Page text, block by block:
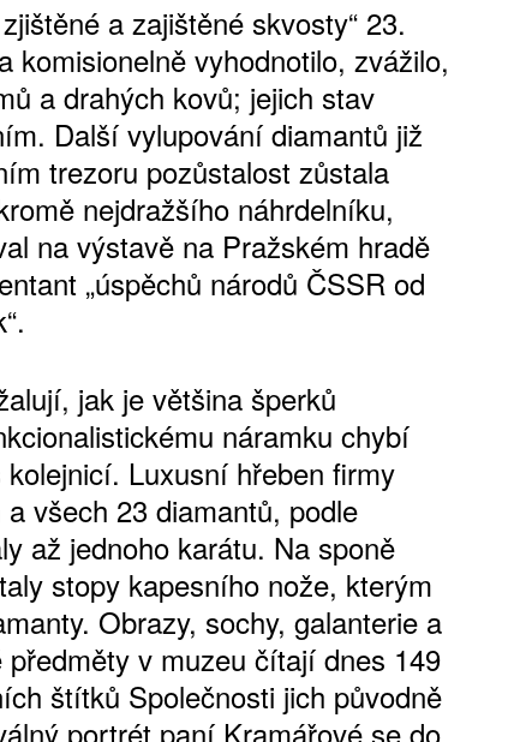
a zajištěné skvosty“ 23.
komisionelně vyhodnotilo, zvážilo,
a drahých kovů; jejich stav
Další vylupování diamantů již
trezoru pozůstalost zůstala
nejdražšího náhrdelníku,
na výstavě na Pražském hradě
„úspěchů národů ČSSR od
jak je většina šperků
náramku chybí
Luxusní hřeben firmy
všech 23 diamantů, podle
až jednoho karátu. Na sponě
stopy kapesního nože, kterým
Obrazy, sochy, galanterie a
v muzeu čítají dnes 149
štítků Společnosti jich původně
portrét paní Kramářové se do